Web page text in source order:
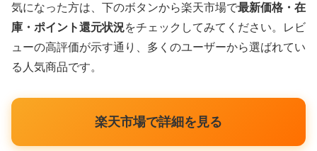
気になった方は、下のボタンから楽天市場で最新価格・在
庫・ポイント還元状況をチェックしてみてください。レビ
ューの高評価が示す通り、多くのユーザーから選ばれてい
る人気商品です。
楽天市場で詳細を見る